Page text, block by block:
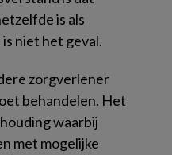
is als
niet het geval.
zorgverlener
behandelen. Het
waarbij
met mogelijke